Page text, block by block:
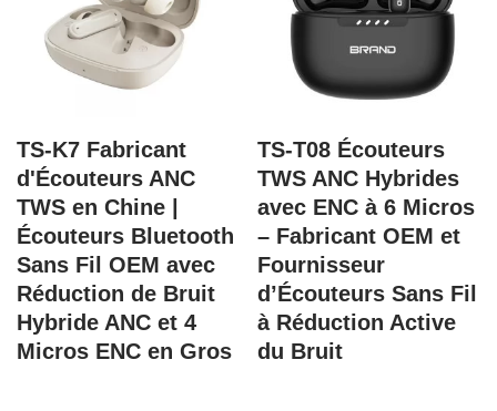
TS-K7 Fabricant
d'Écouteurs ANC
TWS en Chine |
Écouteurs Bluetooth
Sans Fil OEM avec
Réduction de Bruit
Hybride ANC et 4
Micros ENC en Gros
TS-T08 Écouteurs
TWS ANC Hybrides
avec ENC à 6 Micros
– Fabricant OEM et
Fournisseur
d’Écouteurs Sans Fil
à Réduction Active
du Bruit